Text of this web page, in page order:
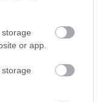
or app.
CHERY TIGGO 9
KÍNAI PR...